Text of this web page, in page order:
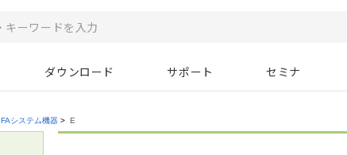
ダウンロード サポート セミナ
FAシステム機器 > E